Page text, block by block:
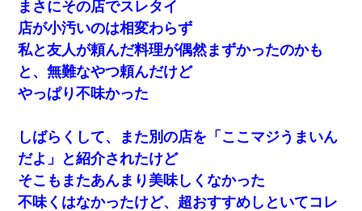
まさにその店でスレタイ
店が小汚いのは相変わらず
私と友人が頼んだ料理が偶然まずかったのかも
と、無難なやつ頼んだけど
やっぱり不味かった
しばらくして、また別の店を「ここマジうまいん
だよ」と紹介されたけど
そこもまたあんまり美味しくなかった
不味くはなかったけど、超おすすめしといてコレ